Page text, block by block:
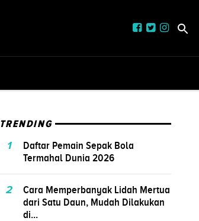
TRENDING
1
Daftar Pemain Sepak Bola
Termahal Dunia 2026
2
Cara Memperbanyak Lidah Mertua
dari Satu Daun, Mudah Dilakukan
di...